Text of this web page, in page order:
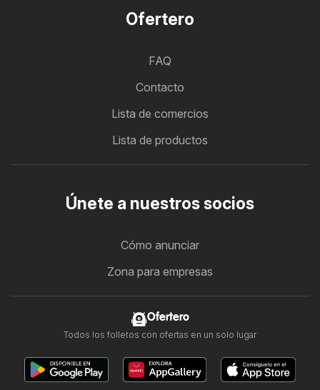
Ofertero
FAQ
Contacto
Lista de comercios
Lista de productos
Únete a nuestros socios
Cómo anunciar
Zona para empresas
Ofertero
Todos los folletos con ofertas en un solo lugar